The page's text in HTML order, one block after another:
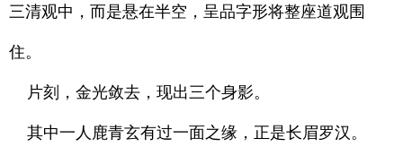
三清观中，而是悬在半空，呈品字形将整座道观围
住。
片刻，金光敛去，现出三个身影。
其中一人鹿青玄有过一面之缘，正是长眉罗汉。